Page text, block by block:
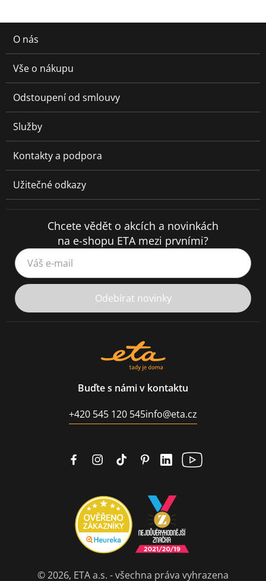
O nás
Vše o nákupu
Odstoupení od smlouvy
Služby
Kontakty a podpora
Užitečné odkazy
Chcete vědět o akcích a novinkách
na e-shopu ETA mezi prvními?
Váš e-mail
Odebírat novinky
Buďte s námi v kontaktu
+420 545 120 545info@eta.cz
© 2026, ETA a.s. - všechna práva vyhrazena